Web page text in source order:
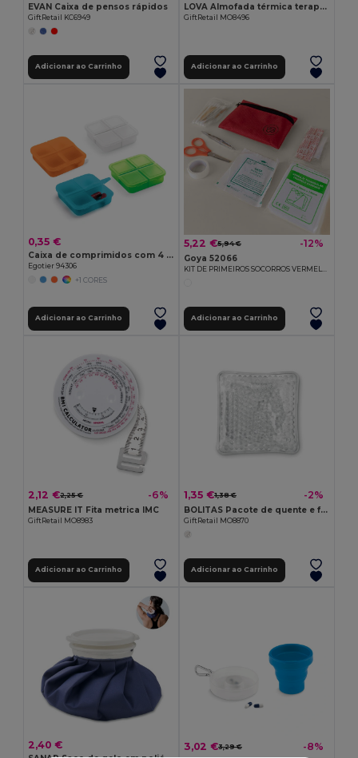
EVAN Caixa de pensos rápidos
GiftRetail KC6949
Adicionar ao Carrinho
LOVA Almofada térmica terapêutica
GiftRetail MO8496
Adicionar ao Carrinho
0,35 €
Caixa de comprimidos com 4 divisórias
Egotier 94306
+1 CORES
Adicionar ao Carrinho
5,22 €5,94 € -12%
Goya 52066
Adicionar ao Carrinho
2,12 €2,25 € -6%
MEASURE IT Fita metrica IMC
GiftRetail MO8983
Adicionar ao Carrinho
1,35 €1,38 € -2%
BOLITAS Pacote de quente e frio
GiftRetail MO8870
Adicionar ao Carrinho
2,40 € 3,02 €3,29 € -8%